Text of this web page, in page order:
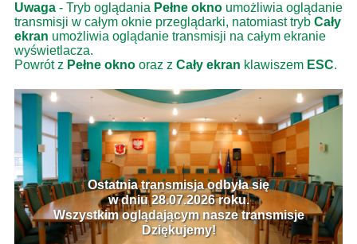
Uwaga - Tryb oglądania Pełne okno umożliwia oglądanie
transmisji w całym oknie przeglądarki, natomiast tryb Cały
ekran umożliwia oglądanie transmisji na całym ekranie
wyświetlacza.
Powrót z Pełne okno oraz z Cały ekran klawiszem ESC.